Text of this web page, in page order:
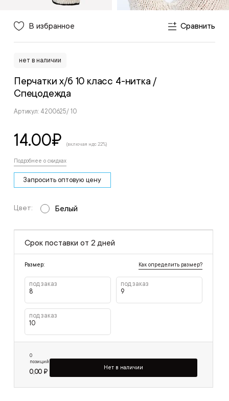
В избранное Сравнить
нет в наличии
Перчатки х/б 10 класс 4-нитка /
Спецодежда
Артикул: 4200625/ 10
14.00₽ (включая ндс 22%)
Подробнее о скидках
Запросить оптовую цену
Цвет: Белый
Срок поставки от 2 дней
Размер: Как определить размер?
под заказ
8
под заказ
9
под заказ
10
0
позиций
0,00 ₽
Нет в наличии